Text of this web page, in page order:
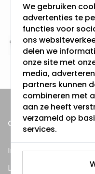
Vanaf EUR100,-
& 100 dagen recht
Altijd uit eigen
3000m2 -
ONZE PRODUCTEN
Inbouwspots
LED Lampen
We gebruiken
advertenties te
functies voor
ons
delen we
onze site met
media,
partners kunnen
combineren met
aan ze heeft
verzameld op
services.